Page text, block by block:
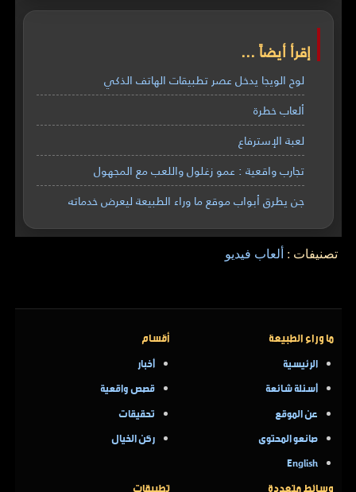
إقرأ أيضاً ...
لوح الويجا يدخل عصر تطبيقات الهاتف الذكي
ألعاب خطرة
لعبة الإسترفاع
تجارب واقعية : عمو زغلول واللعب مع المجهول
جن يطرق أبواب موقع ما وراء الطبيعة ليعرض خدماته
تصنيفات : ألعاب فيديو
ما وراء الطبيعة
الرئيسية
أسئلة شائعة
عن الموقع
صانعو المحتوى
English
أقسام
أخبار
قصص واقعية
تحقيقات
ركن الخيال
وسائط متعددة تطبيقات